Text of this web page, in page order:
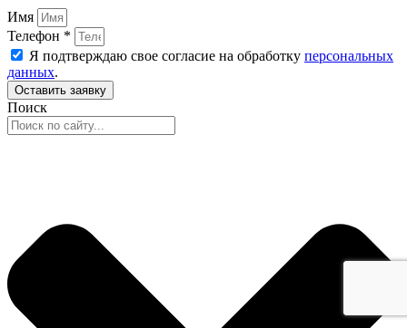
Имя
Телефон *
Я подтверждаю свое согласие на обработку персональных
данных.
Оставить заявку
Поиск